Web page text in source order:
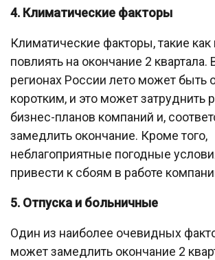
4. Климатические факторы
Климатические факторы, такие как
повлиять на окончание 2 квартала.
регионах России лето может быть
коротким, и это может затруднить
бизнес-планов компаний и,
замедлить окончание. Кроме того,
неблагоприятные погодные
привести к сбоям в работе
5. Отпуска и больничные
Один из наиболее очевидных
может замедлить окончание 2